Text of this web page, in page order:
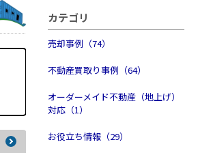
カテゴリ
売却事例（74）
不動産買取り事例（64）
オーダーメイド不動産（地上げ）
対応（1）
お役立ち情報（29）